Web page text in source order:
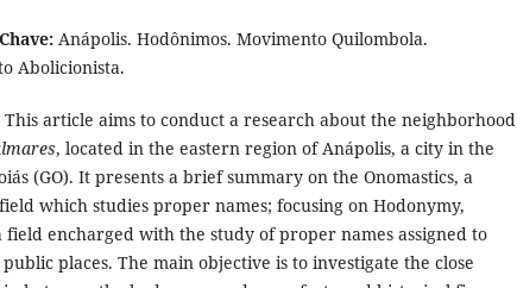
Anápolis. Hodônimos. Movimento Quilombola.
Abolicionista.
This article aims to conduct a research about the neighborhood
, located in the eastern region of Anápolis, a city in the
(GO). It presents a brief summary on the Onomastics, a
which studies proper names; focusing on Hodonymy,
field encharged with the study of proper names assigned to
public places. The main objective is to investigate the close